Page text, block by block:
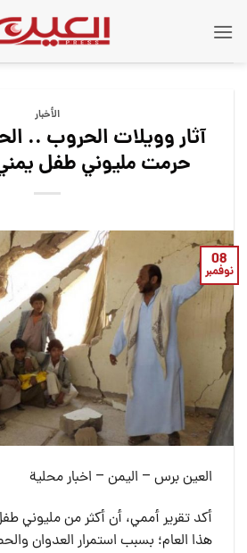
الأخبار
آثار وويلات الحروب ..
حرمت مليوني طفل
08
نوفمبر
العين برس – اليمن – اخبار محلية
أكد تقرير أممي، أن أكثر من مليوني
هذا العام؛ بسبب استمرار العدوان